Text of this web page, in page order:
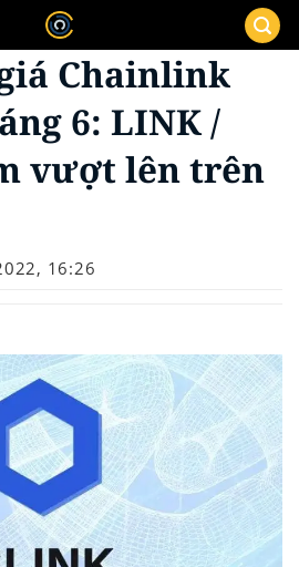
Chainlink
6: LINK /
vượt lên trên
16:26